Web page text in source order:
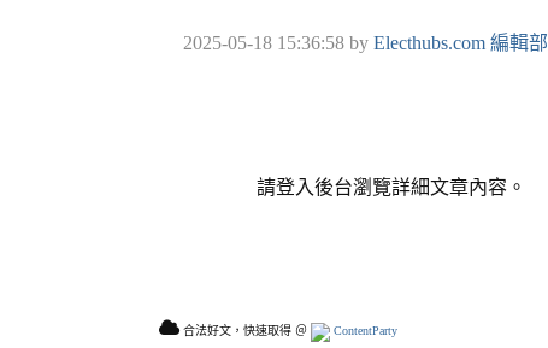
2025-05-18 15:36:58 by Electhubs.com 編輯部
請登入後台瀏覽詳細文章內容。
合法好文，快速取得 ＠ ContentParty